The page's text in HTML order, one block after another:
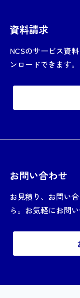
資料請求
NCSのサービス資
ンロードできます。
お問い合わせ
お見積り、お問い
ら。お気軽にお問